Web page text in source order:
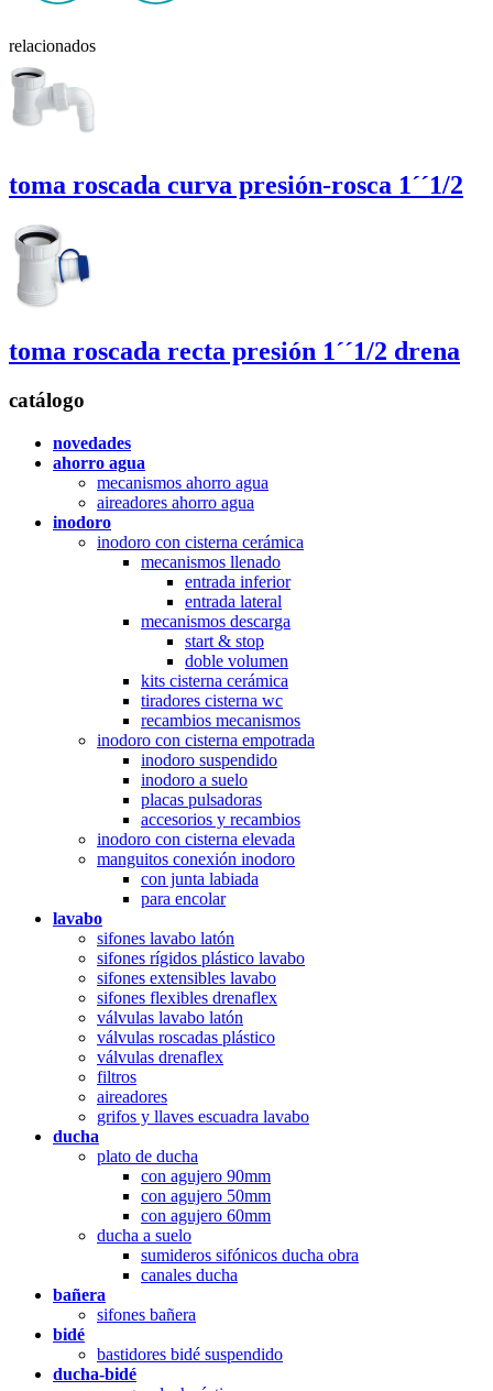
relacionados
toma roscada curva presión-rosca 1´´1/2
toma roscada recta presión 1´´1/2 drena
catálogo
novedades
ahorro agua
mecanismos ahorro agua
aireadores ahorro agua
inodoro
inodoro con cisterna cerámica
mecanismos llenado
entrada inferior
entrada lateral
mecanismos descarga
start & stop
doble volumen
kits cisterna cerámica
tiradores cisterna wc
recambios mecanismos
inodoro con cisterna empotrada
inodoro suspendido
inodoro a suelo
placas pulsadoras
accesorios y recambios
inodoro con cisterna elevada
manguitos conexión inodoro
con junta labiada
para encolar
lavabo
sifones lavabo latón
sifones rígidos plástico lavabo
sifones extensibles lavabo
sifones flexibles drenaflex
válvulas lavabo latón
válvulas roscadas plástico
válvulas drenaflex
filtros
aireadores
grifos y llaves escuadra lavabo
ducha
plato de ducha
con agujero 90mm
con agujero 50mm
con agujero 60mm
ducha a suelo
sumideros sifónicos ducha obra
canales ducha
bañera
sifones bañera
bidé
bastidores bidé suspendido
ducha-bidé